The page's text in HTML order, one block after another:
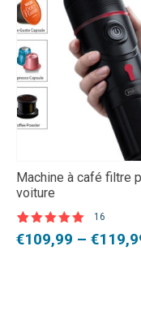
Machine à café filtre
voiture
sur 5 basé
16
€109,99 – €
Plage